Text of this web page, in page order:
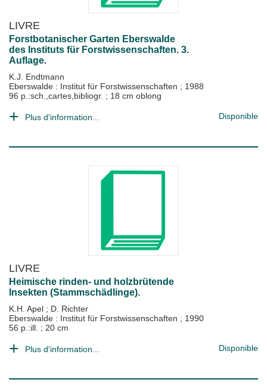
LIVRE
Forstbotanischer Garten Eberswalde
des Instituts für Forstwissenschaften. 3.
Auflage.
K.J. Endtmann
Eberswalde : Institut für Forstwissenschaften ; 1988
96 p.:sch.,cartes,bibliogr. ; 18 cm oblong
Plus d'information... Disponible
LIVRE
Heimische rinden- und holzbrütende
Insekten (Stammschädlinge).
K.H. Apel ; D. Richter
Eberswalde : Institut für Forstwissenschaften ; 1990
56 p.:ill. ; 20 cm
Plus d'information... Disponible